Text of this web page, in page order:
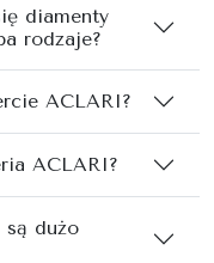
diamenty
rodzaje?
ACLARI?
ACLARI?
są dużo